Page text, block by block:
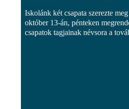
Iskolánk két csapata szerezte
október 13-án, pénteken
csapatok tagjainak névsora a